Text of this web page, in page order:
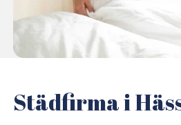
Städfirma i